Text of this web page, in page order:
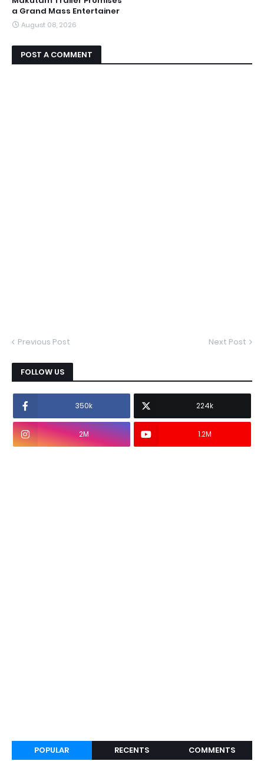
a Grand Mass Entertainer
August 08, 2026
POST A COMMENT
Previous Post Next Post
FOLLOW US
350k 224k
2M 1.2M
POPULAR RECENTS COMMENTS